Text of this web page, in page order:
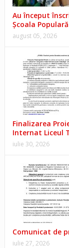
Au început
Școala
august 05, 2026
Finalizarea
Internat Liceul
iulie 30, 2026
Comunicat de
iulie 27, 2026